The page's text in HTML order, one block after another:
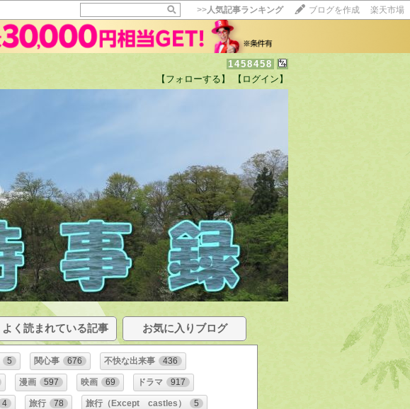
>>人気記事ランキング ブログを作成 楽天市場
1458458
【フォローする】 【ログイン】
よく読まれている記事 お気に入りブログ
5 関心事 676 不快な出来事 436
漫画 597 映画 69 ドラマ 917
4 旅行 78 旅行（Except castles） 5